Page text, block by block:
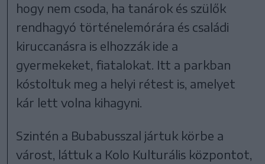
hogy nem csoda, ha tanárok és szülők
rendhagyó történelemórára és családi
kiruccanásra is elhozzák ide a
gyermekeket, fiatalokat. Itt a parkban
kóstoltuk meg a helyi rétest is, amelyet
kár lett volna kihagyni.
Szintén a Bubabusszal jártuk körbe a
várost, láttuk a Kolo Kulturális központot,